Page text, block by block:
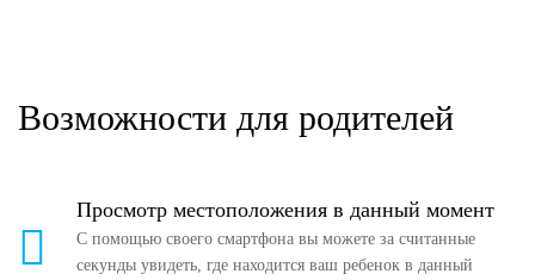
Возможности для родителей
Просмотр местоположения в данный момент
С помощью своего смартфона вы можете за считанные
секунды увидеть, где находится ваш ребенок в данный